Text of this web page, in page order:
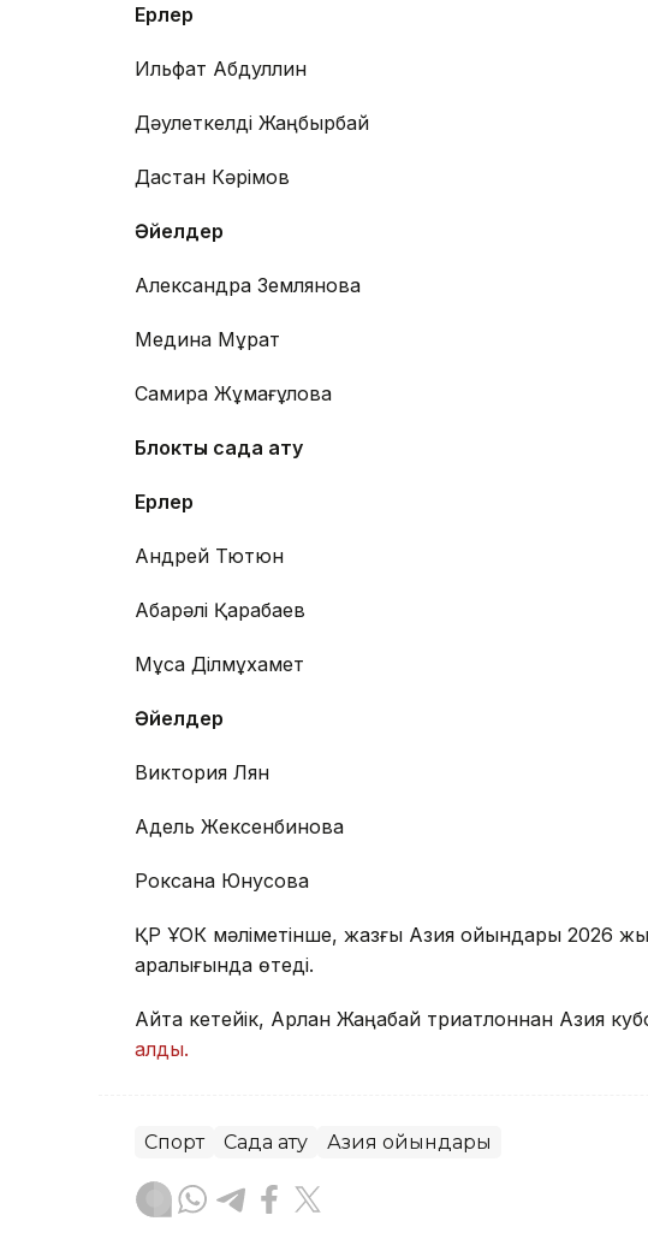
Ерлер
Ильфат Абдуллин
Дәулеткелді Жаңбырбай
Дастан Кәрімов
Әйелдер
Александра Землянова
Медина Мұрат
Самира Жұмағұлова
Блоктық садақ ату
Ерлер
Андрей Тютюн
Ақбарәлі Қарабаев
Мұса Ділмұхамет
Әйелдер
Виктория Лян
Адель Жексенбинова
Роксана Юнусова
ҚР ҰОК мәліметінше, жазғы Азия ойындары 2026
аралығында өтеді.
Айта кетейік, Арлан Жаңабай триатлоннан Азия
алды.
Спорт Садақ ату Азия ойындары